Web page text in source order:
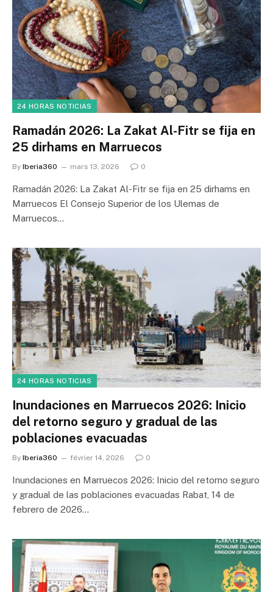
24 HORAS NOTICIAS
Ramadán 2026: La Zakat Al-Fitr se fija en
25 dirhams en Marruecos
By Iberia360 mars 13, 2026 0
Ramadán 2026: La Zakat Al-Fitr se fija en 25 dirhams en
Marruecos El Consejo Superior de los Ulemas de
Marruecos…
24 HORAS NOTICIAS
Inundaciones en Marruecos 2026: Inicio
del retorno seguro y gradual de las
poblaciones evacuadas
By Iberia360 février 14, 2026 0
Inundaciones en Marruecos 2026: Inicio del retorno seguro
y gradual de las poblaciones evacuadas Rabat, 14 de
febrero de 2026…